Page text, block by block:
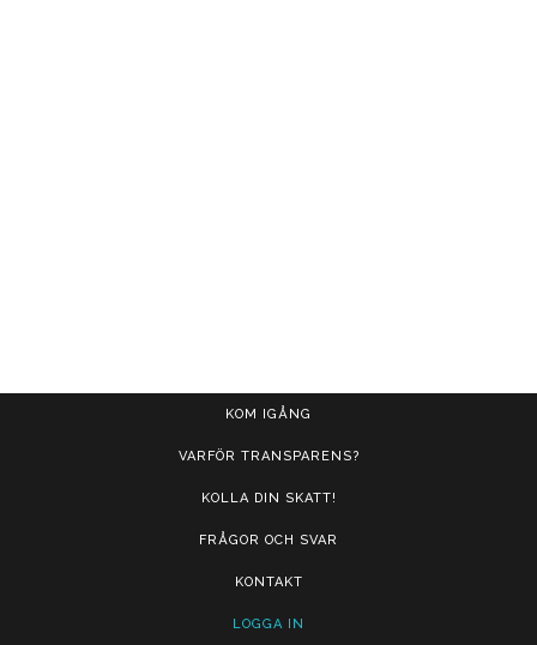
KOM IGÅNG
VARFÖR TRANSPARENS?
KOLLA DIN SKATT!
FRÅGOR OCH SVAR
KONTAKT
LOGGA IN